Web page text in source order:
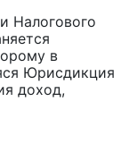
Налогового
в
Юрисдикция
доход,